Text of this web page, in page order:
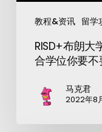
教程&资讯 留学
RISD+布朗大
合学位你要不
马克君
2022年8